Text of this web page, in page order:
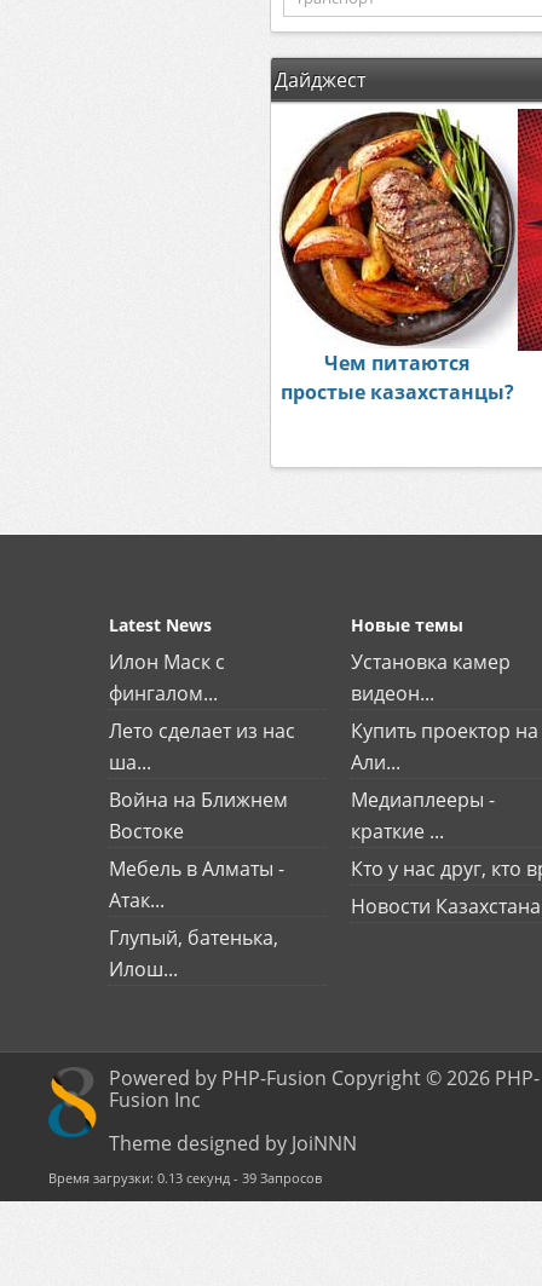
Дайджест
Чем питаются
простые казахстанцы?
Latest News
Илон Маск с
фингалом...
Лето сделает из нас
ша...
Война на Ближнем
Востоке
Мебель в Алматы -
Атак...
Глупый, батенька,
Илош...
Новые темы
Установка камер
видеон...
Купить проектор на
Али...
Медиаплееры -
краткие ...
Кто у нас друг, кто
Новости Казахстана
Powered by PHP-Fusion Copyright © 2026 PHP-
Fusion Inc
Theme designed by JoiNNN
Время загрузки: 0.13 секунд - 39 Запросов